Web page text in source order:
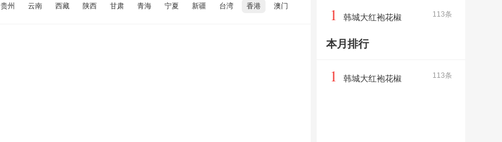
贵州 云南 西藏 陕西 甘肃 青海 宁夏 新疆 台湾 香港 澳门
113条
1 韩城大红袍花椒
本月排行
113条
1 韩城大红袍花椒